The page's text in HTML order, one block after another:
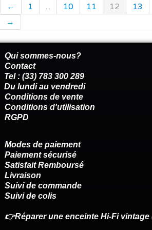
← 1 ... 10 11 12 13
→
Qui sommes-nous?
Contact
Tel : (33) 783 300 289
Du lundi au vendredi
Conditions de vente
Conditions d'utilisation
RGPD
Modes de paiement
Paiement sécurisé
Satisfait Remboursé
Livraison
Suivi de commande
Suivi de colis
👉Réparer une enceinte Hi-Fi vintage